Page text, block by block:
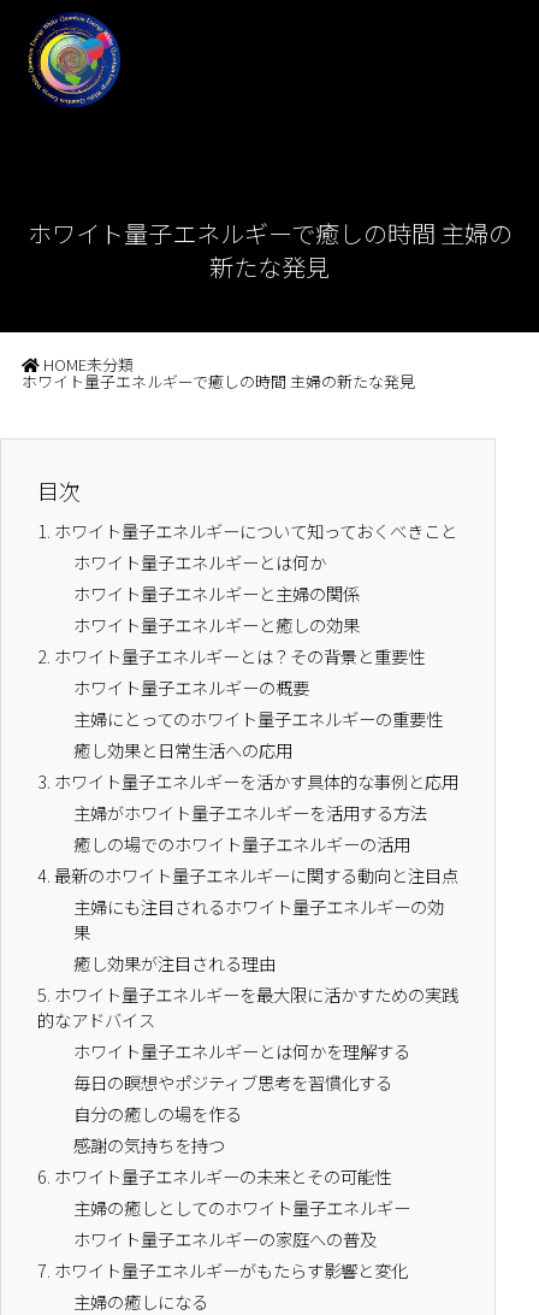
ホワイト量子エネルギーで癒しの時間 主婦の
新たな発見
HOME未分類
ホワイト量子エネルギーで癒しの時間 主婦の新たな発見
目次
1. ホワイト量子エネルギーについて知っておくべきこと
ホワイト量子エネルギーとは何か
ホワイト量子エネルギーと主婦の関係
ホワイト量子エネルギーと癒しの効果
2. ホワイト量子エネルギーとは？その背景と重要性
ホワイト量子エネルギーの概要
主婦にとってのホワイト量子エネルギーの重要性
癒し効果と日常生活への応用
3. ホワイト量子エネルギーを活かす具体的な事例と応用
主婦がホワイト量子エネルギーを活用する方法
癒しの場でのホワイト量子エネルギーの活用
4.最新のホワイト量子エネルギーに関する動向と注目点
主婦にも注目されるホワイト量子エネルギーの効
果
癒し効果が注目される理由
5. ホワイト量子エネルギーを最大限に活かすための実践
的なアドバイス
ホワイト量子エネルギーとは何かを理解する
毎日の瞑想やポジティブ思考を習慣化する
自分の癒しの場を作る
感謝の気持ちを持つ
6. ホワイト量子エネルギーの未来とその可能性
主婦の癒しとしてのホワイト量子エネルギー
ホワイト量子エネルギーの家庭への普及
7. ホワイト量子エネルギーがもたらす影響と変化
主婦の癒しになる